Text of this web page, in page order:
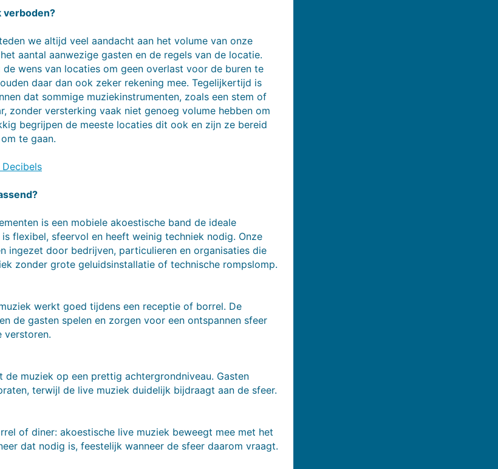
verboden?
we altijd veel aandacht aan het volume van onze
aantal aanwezige gasten en de regels van de locatie.
wens van locaties om geen overlast voor de buren te
daar dan ook zeker rekening mee. Tegelijkertijd is
dat sommige muziekinstrumenten, zoals een stem of
zonder versterking vaak niet genoeg volume hebben om
begrijpen de meeste locaties dit ook en zijn ze bereid
te gaan.
is een mobiele akoestische band de ideale
flexibel, sfeervol en heeft weinig techniek nodig. Onze
ingezet door bedrijven, particulieren en organisaties die
zonder grote geluidsinstallatie of technische rompslomp.
werkt goed tijdens een receptie of borrel. De
de gasten spelen en zorgen voor een ontspannen sfeer
verstoren.
de muziek op een prettig achtergrondniveau. Gasten
terwijl de live muziek duidelijk bijdraagt aan de sfeer.
of diner: akoestische live muziek beweegt mee met het
dat nodig is, feestelijk wanneer de sfeer daarom vraagt.